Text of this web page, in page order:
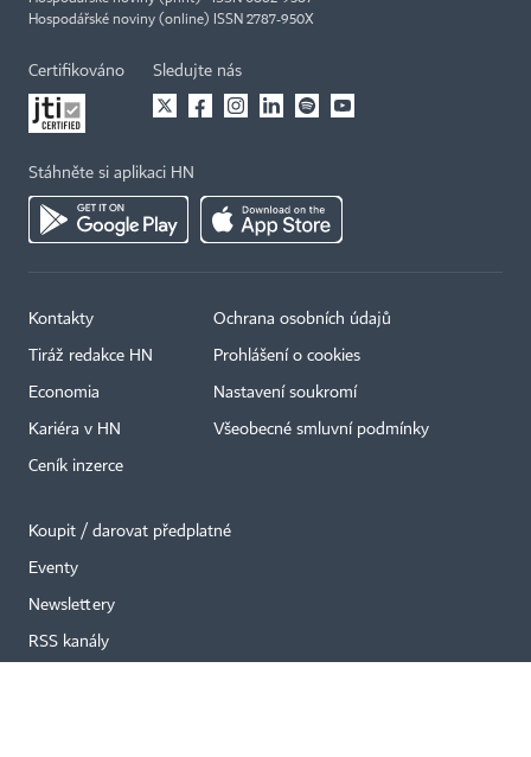
Hospodářské noviny (online) ISSN 2787-950X
Certifikováno Sledujte nás
Stáhněte si aplikaci HN
Kontakty
Tiráž redakce HN
Economia
Kariéra v HN
Ceník inzerce
Ochrana osobních údajů
Prohlášení o cookies
Nastavení soukromí
Všeobecné smluvní podmínky
Koupit / darovat předplatné
Eventy
Newslettery
RSS kanály